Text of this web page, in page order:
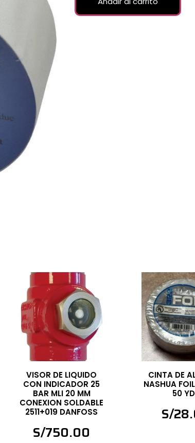
VISOR DE LIQUIDO
CON INDICADOR 25
BAR MLI 20 MM
CONEXION SOLDABLE
2511+019 DANFOSS
S/750.00
CINTA DE
NASHUA
50
S/